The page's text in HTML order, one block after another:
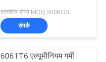
बातचीत योग्य MOQ:500KGS
संपर्क
6061T6 एल्यूमीनियम गर्मी